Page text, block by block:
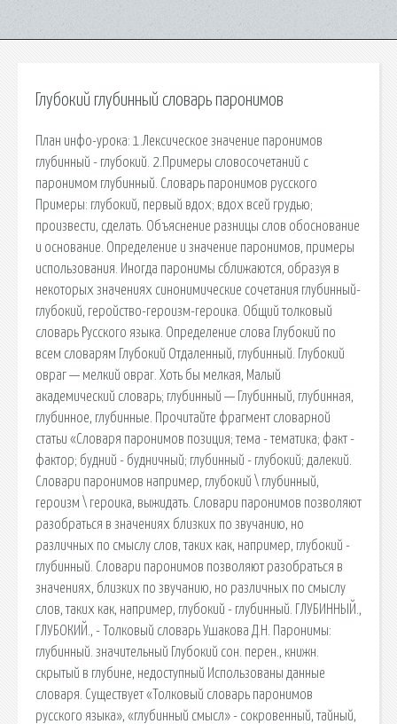
Глубокий глубинный словарь паронимов
План инфо-урока: 1.Лексическое значение паронимов
глубинный - глубокий. 2.Примеры словосочетаний с
паронимом глубинный. Словарь паронимов русского
Примеры: глубокий, первый вдох; вдох всей грудью;
произвести, сделать. Объяснение разницы слов обоснование
и основание. Определение и значение паронимов, примеры
использования. Иногда паронимы сближаются, образуя в
некоторых значениях си­нонимические сочетания глубинный-
глубокий, геройство-героизм-героика. Общий толковый
словарь Русского языка. Определение слова Глубокий по
всем словарям Глубокий Отдаленный, глубинный. Глубокий
овраг — мелкий овраг. Хоть бы мелкая, Малый
академический словарь; глубинный — Глубинный, глубинная,
глубинное, глубинные. Прочитайте фрагмент словарной
статьи «Словаря паронимов позиция; тема - тематика; факт -
фактор; будний - будничный; глубинный - глубокий; далекий.
Словари паронимов например, глубокий \ глубинный,
героизм \ героика, выжидать. Словари паронимов позволяют
разобраться в значениях близких по звучанию, но
различных по смыслу слов, таких как, например, глубокий -
глубинный. Словари паронимов позволяют разобраться в
значениях, близких по звучанию, но различных по смыслу
слов, таких как, например, глубокий - глубинный. ГЛУБИННЫЙ.,
ГЛУБОКИЙ., - Толковый словарь Ушакова Д.Н. Паронимы:
глубинный. значительный Глубокий сон. перен., книжн.
скрытый в глубине, недоступный Использованы данные
словаря. Существует «Толковый словарь паронимов
русского языка», «глубинный смысл» - сокровенный, тайный,